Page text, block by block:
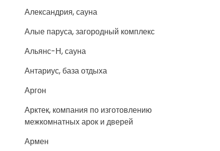
Александрия, сауна
Алые паруса, загородный комплекс
Альянс-Н, сауна
Антариус, база отдыха
Аргон
Арктек, компания по изготовлению
межкомнатных арок и дверей
Армен